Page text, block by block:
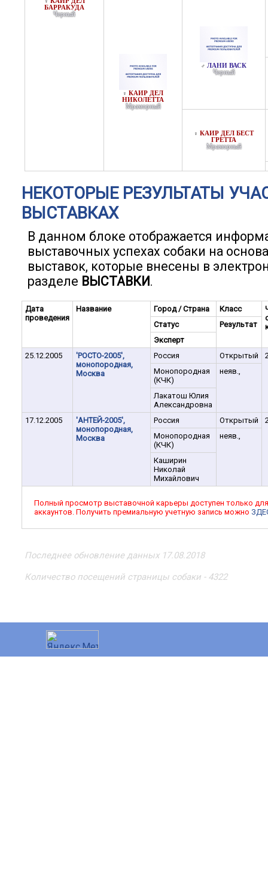
♀
БАРРАКУДА
Черный
♀ КАИР ДЕЛ
НИКОЛЕТТА
Мраморный
♂ ЛАНИ ВАСК
Черный
♀ КАИР ДЕЛ БЕСТ
ГРЕТТА
Мраморный
НЕКОТОРЫЕ РЕЗУЛЬТАТЫ
ВЫСТАВКАХ
В данном блоке отображается
выставочных успехах собаки на
выставок, которые внесены в
разделе ВЫСТАВКИ.
Дата
проведения
Название Город / Страна Класс
Статус
Результат
Эксперт
25.12.2005
'РОСТО-2005',
монопородная,
Москва
Россия Открытый
Монопородная
(КЧК)
неяв.,
Лакатош Юлия
Александровна
17.12.2005
'АНТЕЙ-2005',
монопородная,
Москва
Россия Открытый
Монопородная
(КЧК)
неяв.,
Каширин
Николай
Михайлович
Полный просмотр выставочной карьеры доступен только
аккаунтов. Получить премиальную учетную запись можно
Последнее обновление данных 17.08.2018
Количество посещений страницы собаки - 4322